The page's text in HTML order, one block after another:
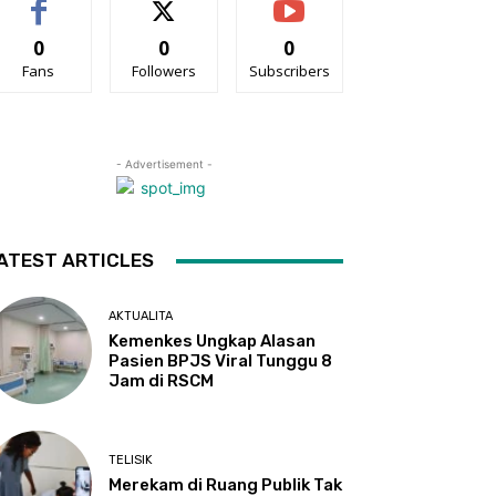
0
Fans
0
Followers
0
Subscribers
- Advertisement -
ARTICLES
AKTUALITA
Kemenkes Ungkap Alasan
Pasien BPJS Viral Tunggu 8
Jam di RSCM
TELISIK
Merekam di Ruang Publik Tak